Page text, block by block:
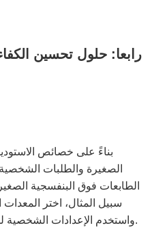
رابعا: حلول تحسين
بناءً على خصائص
الصغيرة والطلبات
الطابعات فوق البنفسجية
سبيل المثال، اختر المعدات
واستخدم الإعدادات الشخصية للبرنامج لتلبية الاحتياجات المتنوعة.